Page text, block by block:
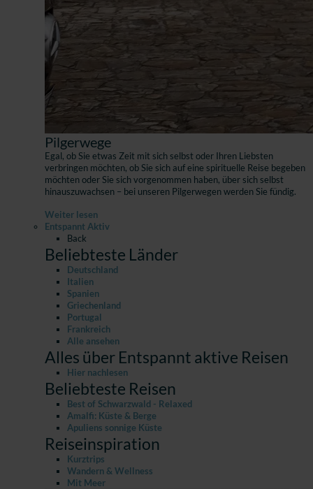
Pilgerwege
Egal, ob Sie etwas Zeit mit sich selbst oder Ihren Liebsten
verbringen möchten, ob Sie sich auf eine spirituelle Reise begeben
möchten oder Sie sich vorgenommen haben, über sich selbst
hinauszuwachsen – bei unseren Pilgerwegen werden Sie fündig.
Weiter lesen
Entspannt Aktiv
Back
Beliebteste Länder
Deutschland
Italien
Spanien
Griechenland
Portugal
Frankreich
Alle ansehen
Alles über Entspannt aktive Reisen
Hier nachlesen
Beliebteste Reisen
Best of Schwarzwald - Relaxed
Amalfi: Küste & Berge
Apuliens sonnige Küste
Reiseinspiration
Kurztrips
Wandern & Wellness
Mit Meer